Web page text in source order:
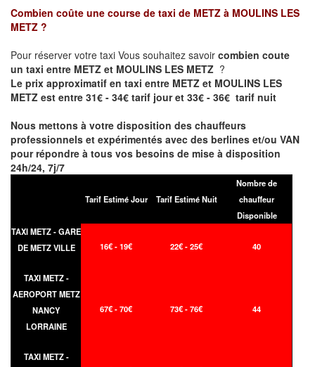
Combien coûte une course de taxi de METZ à MOULINS LES
METZ ?
Pour réserver votre taxi Vous souhaitez savoir combien coute
un taxi entre METZ et MOULINS LES METZ ?
Le prix approximatif en taxi entre METZ et MOULINS LES
METZ est entre 31€ - 34€ tarif jour et 33€ - 36€ tarif nuit
Nous mettons à votre disposition des chauffeurs
professionnels et expérimentés avec des berlines et/ou VAN
pour répondre à tous vos besoins de mise à disposition
24h/24, 7j/7
Tarif Estimé Jour Tarif Estimé Nuit
Nombre de
chauffeur
Disponible
TAXI METZ - GARE
DE METZ VILLE
16€ - 19€ 22€ - 25€ 40
TAXI METZ -
AEROPORT METZ
NANCY
LORRAINE
67€ - 70€ 73€ - 76€ 44
TAXI METZ -